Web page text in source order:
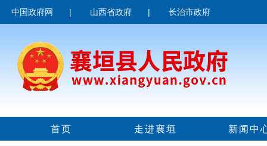
中国政府网 | 山西省政府 | 长治市政府
首页 走进襄垣 新闻中